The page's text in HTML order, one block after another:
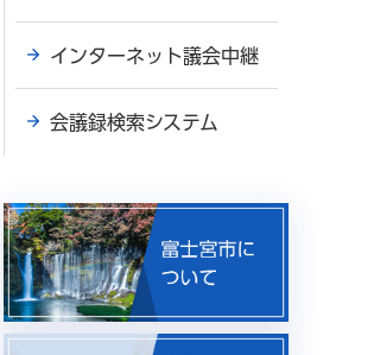
インターネット議会中継
会議録検索システム